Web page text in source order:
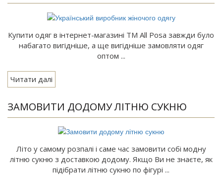
Купити одяг в інтернет-магазині ТМ All Posa завжди було
набагато вигідніше, а ще вигідніше замовляти одяг
оптом ...
Читати далі
ЗАМОВИТИ ДОДОМУ ЛІТНЮ СУКНЮ
Літо у самому розпалі і саме час замовити собі модну
літню сукню з доставкою додому. Якщо Ви не знаєте, як
підібрати літню сукню по фігурі ...